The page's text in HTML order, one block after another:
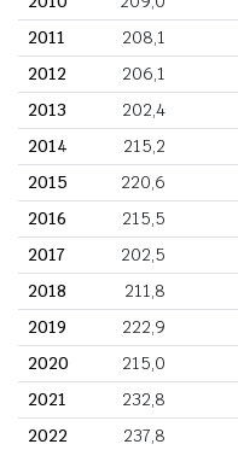
2011
208,1
2012
206,1
2013
202,4
2014
215,2
2015
220,6
2016
215,5
2017
202,5
2018
211,8
2019
222,9
2020
215,0
2021
232,8
2022
237,8